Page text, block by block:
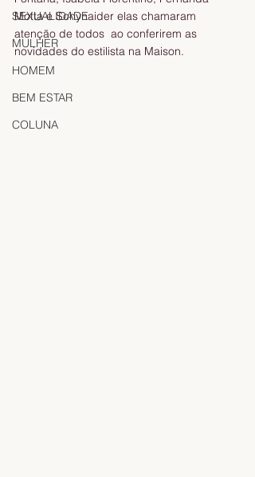
SEXUALIDADE
MULHER
HOMEM
BEM ESTAR
COLUNA
Motta e Schynaider elas chamaram
atenção de todos  ao conferirem as
novidades do estilista na Maison.